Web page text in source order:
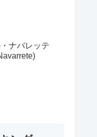
ナバレッテ